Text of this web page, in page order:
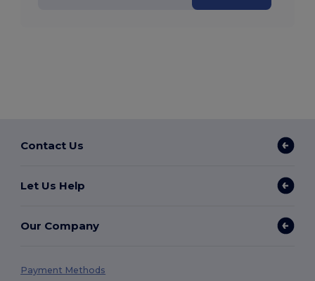
Contact Us
Let Us Help
Our Company
Payment Methods